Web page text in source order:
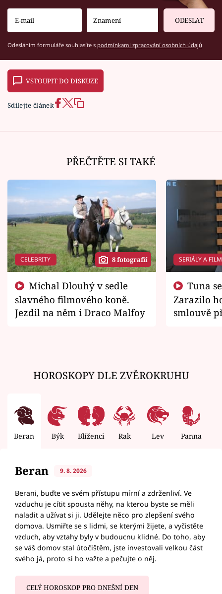
ODESLAT
Odesláním formuláře souhlasíte s podmínkami zpracování osobních údajů
VSTOUPIT DO DISKUZE
Sdílejte článek
PŘEČTĚTE SI TAKÉ
CELEBRITY 8 fotografií
slavného filmového koně.
Jezdil na něm i Draco Malfoy
SERIÁLY A
Zarazilo
smlouvě
HOROSKOPY DLE ZVĚROKRUHU
Beran Býk Blíženci Rak Lev Panna
Beran 9. 8. 2026
Berani, buďte ve svém přístupu mírní a zdrženliví. Ve
vzduchu je cítit spousta něhy, na kterou byste se měli
naladit a užívat si ji. Udělejte něco pro zlepšení svého
domova. Usmiřte se s lidmi, se kterými žijete, a vyčistěte
vzduch, aby vztahy byly v budoucnu klidné. Do toho, aby
se váš domov stal útočištěm, jste investovali velkou část
svého já, proto si ho važte a pečujte o něj.
CELÝ HOROSKOP PRO DNEŠNÍ DEN